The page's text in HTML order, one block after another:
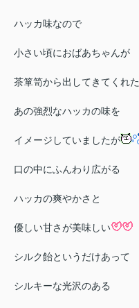
ハッカ味なので
小さい頃におばあちゃんが
茶箪笥から出してきてくれた
あの強烈なハッカの味を
イメージしていましたが
口の中にふんわり広がる
ハッカの爽やかさと
優しい甘さが美味しい
シルク飴というだけあって
シルキーな光沢のある